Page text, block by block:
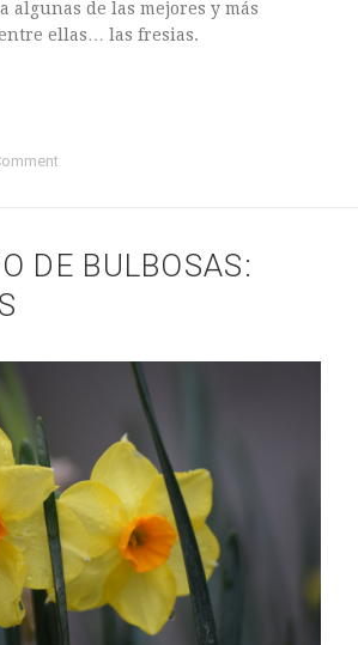
algunas de las mejores y más
ellas… las fresias.
DE BULBOSAS: